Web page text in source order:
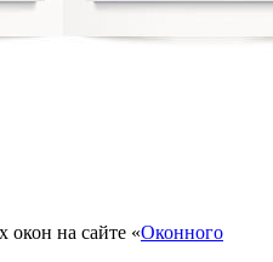
на сайте «Оконного